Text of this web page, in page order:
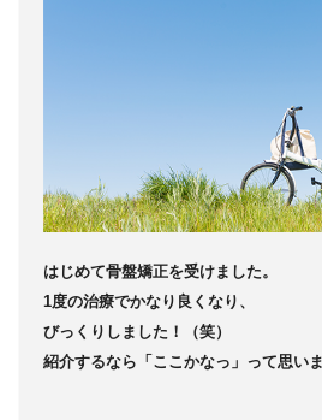
はじめて骨盤矯正を受けました。
1度の治療でかなり良くなり、
びっくりしました！（笑）
紹介するなら 「ここかなっ」って思いま